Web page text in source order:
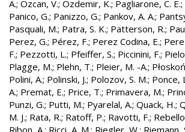
A.; Özcan, V.; Özdemir, K.; Pagliarone, C. E.;
Panico, G.; Panizzo, G.; Pankov, A. A.;
Pasquali, M.; Patra, S. K.; Patterson, R.;
Perez, G.; Pérez, F.; Perez Codina, E.;
F.; Pezzotti, L.; Pfeiffer, S.; Piccinini, F.;
Plagge, M.; Plehn, T.; Pleier, M. -A.;
Polini, A.; Polinski, J.; Polozov, S. M.; Ponce,
A.; Premat, E.; Price, T.; Primavera, M.;
Punzi, G.; Putti, M.; Pyarelal, A.; Quack, H.;
M. J.; Rata, R.; Ratoff, P.; Ravotti, F.;
Ribon, A.; Ricci, A. M.; Riegler, W.; Riemann,